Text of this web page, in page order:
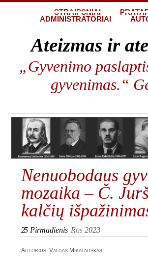
STRAIPSNIAI
ADMINISTRATORIAI
Ateizmas ir
„Gyvenimo
gyvenimas.“
Nenuobodaus
mozaika – Č.
kalčių
25 Pirmadienis Rgs 2023
Autorius: Valdas Mikalauskas